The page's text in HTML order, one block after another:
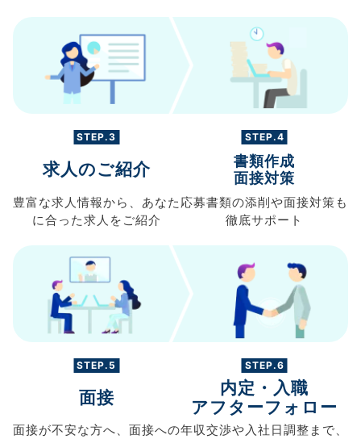
STEP.3
求人のご紹介
豊富な求人情報から、 あなた
に合った求人を ご紹介
STEP.4
書類作成
面接対策
応募書類の添削や面接対策も
徹底サポート
STEP.5
面接
面接が不安な方へ、 面接への
STEP.6
内定・入職
アフターフォロー
年収交渉や入社日調整まで、